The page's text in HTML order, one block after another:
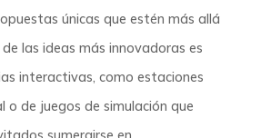
únicas que estén más allá
las ideas más innovadoras es
interactivas, como estaciones
o de juegos de simulación que